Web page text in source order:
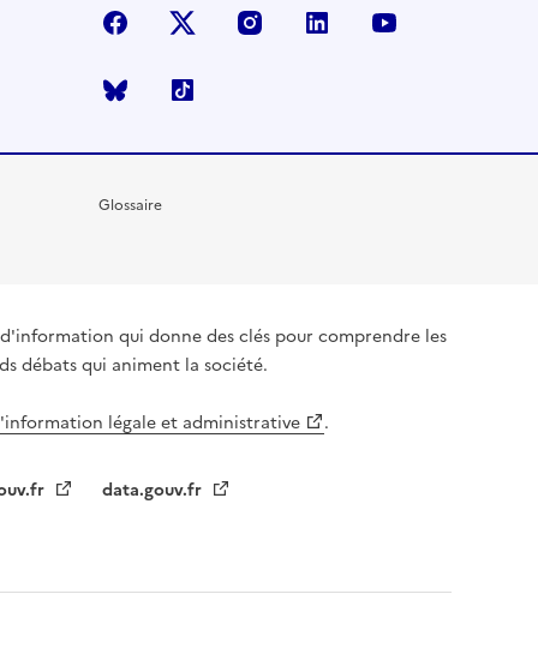
facebook X (anciennement Twitter)
instagramlinkedin
Bluesky
Glossaire
qui donne des clés pour comprendre les
débats qui animent la société.
légale et administrative .
data.gouv.fr